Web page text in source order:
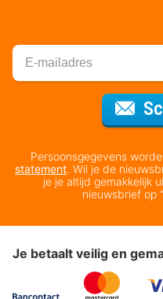
Persoonsgegevens
statement. Wil je de
je je altijd gemakkelijk
nieuwsbrief op
Je betaalt veilig en